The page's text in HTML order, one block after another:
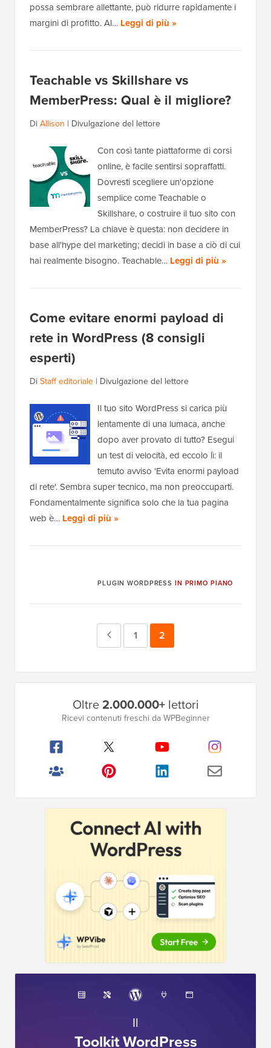
possa sembrare allettante, può ridurre rapidamente i
margini di profitto. Al… Leggi di più »
Teachable vs Skillshare vs
MemberPress: Qual è il migliore?
DiAllison | Divulgazione del lettore
Con così tante piattaforme di corsi
online, è facile sentirsi sopraffatti.
Dovresti scegliere un'opzione
semplice come Teachable o
Skillshare, o costruire il tuo sito con
MemberPress? La chiave è questa: non decidere in
base all'hype del marketing; decidi in base a ciò di cui
hai realmente bisogno. Teachable… Leggi di più »
Come evitare enormi payload di
rete in WordPress (8 consigli
esperti)
DiStaff editoriale | Divulgazione del lettore
Il tuo sito WordPress si carica più
lentamente di una lumaca, anche
dopo aver provato di tutto? Esegui
un test di velocità, ed eccolo lì: il
temuto avviso 'Evita enormi payload
di rete'. Sembra super tecnico, ma non preoccuparti.
Fondamentalmente significa solo che la tua pagina
web è… Leggi di più »
PLUGIN WORDPRESS IN PRIMO PIANO
PaginaPagina
1 Pagina
2
Oltre2.000.000+lettori
Ricevi contenuti freschi da WPBeginner
Il
Toolkit WordPress